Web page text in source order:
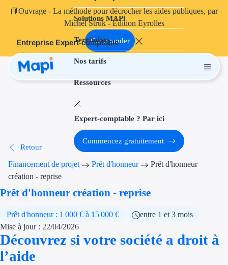
📘Ouvrage - La méthode pour décrocher les aides publiques, par
Michel Struk - Édition Eyrolles
Commander
Entreprise Expert-comptable
Solutions MAPi
Territoires
Nos tarifs
Ressources
Projets finançables
Aides à
Aides
Thématiques
Financement
Transition
Économies
Expert-comptable ? Par ici
Commencez gratuitement
Retour
Financement de projet Prêt d'honneur
Prêt d'honneur
création - reprise
Prêt d'honneur création - reprise
Prêt d'honneur : 1 000 € à 15 000 €
entre 1 et 3 mois
Mise à jour : 22/04/2026
Découvrez si votre société a droit à
l’aide